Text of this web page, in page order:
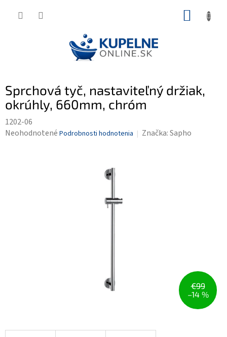
Sprchová tyč, nastaviteľný držiak,
okrúhly, 660mm, chróm
1202-06
Priemerné
Neohodnotené Podrobnosti hodnotenia Značka:Sapho
€99
–14 %